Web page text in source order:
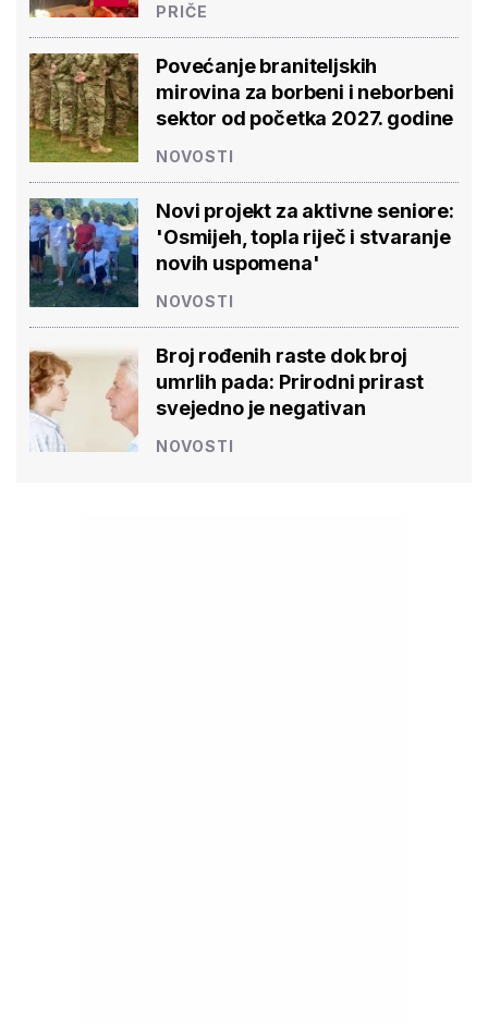
PRIČE
Povećanje braniteljskih
mirovina za borbeni i neborbeni
sektor od početka 2027. godine
NOVOSTI
Novi projekt za aktivne seniore:
'Osmijeh, topla riječ i stvaranje
novih uspomena'
NOVOSTI
Broj rođenih raste dok broj
umrlih pada: Prirodni prirast
svejedno je negativan
NOVOSTI